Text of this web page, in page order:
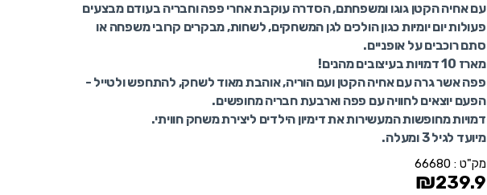
עם אחיה הקטן גוגו ומשפחתם, הסדרה עוקבת אחרי פפה וחבריה בעודם מבצעים
פעולות יום יומיות כגון הולכים לגן המשחקים, לשחות, מבקרים קרובי משפחה או
סתם רוכבים על אופניים.
מארז 10 דמויות בעיצובים מהנים!
פפה אשר גרה עם אחיה הקטן ועם הוריה, אוהבת מאוד לשחק, להתחפש ולטייל -
הפעם יוצאים לחוויה עם פפה וארבעת חבריה מחופשים.
דמויות מחופשות המעשירות את דימיון הילדים ליצירת משחק חוויתי.
מיועד לגיל 3 ומעלה.
מק"ט :66680
₪239.9